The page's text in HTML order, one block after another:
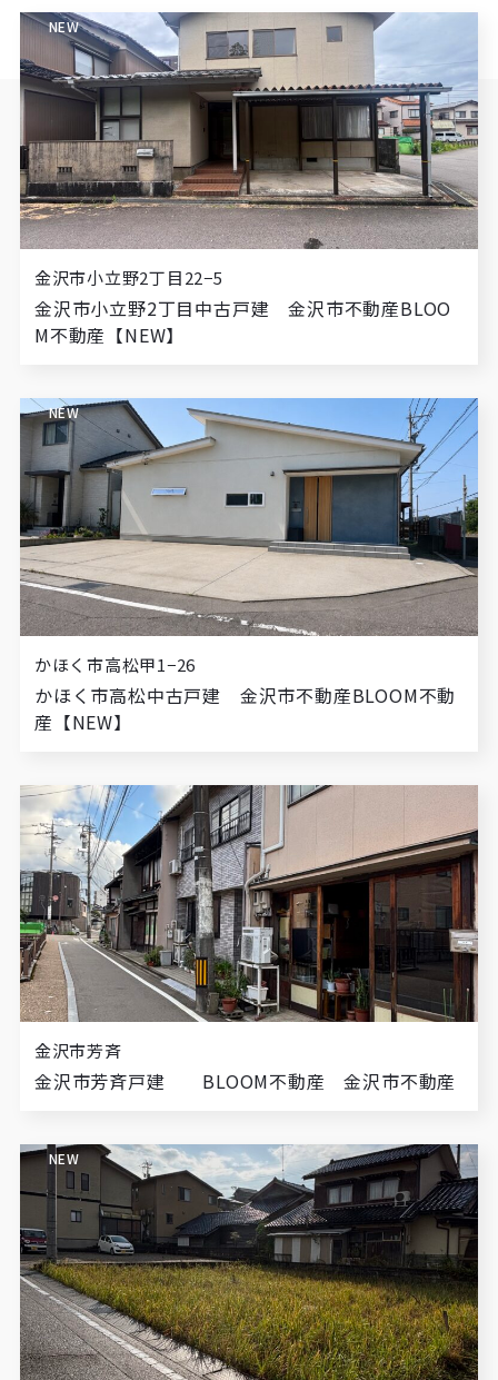
金沢市小立野2丁目22−5
金沢市小立野2丁目中古戸建 金沢市不動産BLOO
M不動産【NEW】
NEW
かほく市高松甲1−26
かほく市高松中古戸建 金沢市不動産BLOOM不動
産【NEW】
NEW
金沢市芳斉
金沢市芳斉戸建 BLOOM不動産 金沢市不動産
NEW